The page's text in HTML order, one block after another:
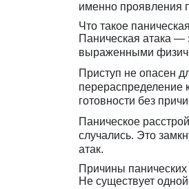
именно проявления
Что такое
Паническая атака —
выраженными
Приступ не опасен
перераспределение
готовности без
Паническое
случались. Это
атак.
Причины панических
Не существует